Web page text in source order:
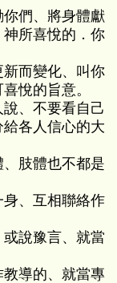
們、將身體獻
所喜悅的．你
而變化、叫你
悅的旨意。
、不要看自己
各人信心的大
肢體也不都是
、互相聯絡作
說豫言、就當
導的、就當專